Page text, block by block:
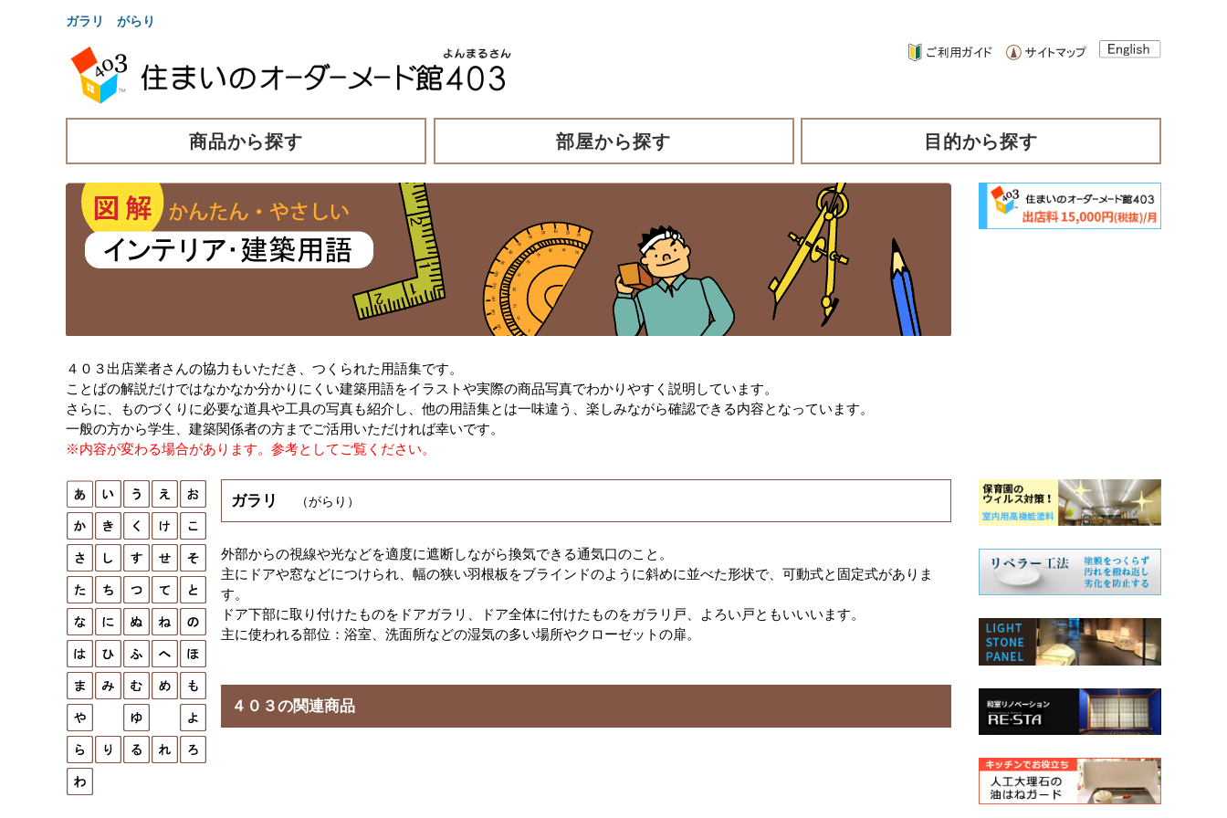
ガラリ がらり
商品から探す 部屋から探す 目的から探す
４０３出店業者さんの協力もいただき、つくられた用語集です。
ことばの解説だけではなかなか分かりにくい建築用語をイラストや実際の商品写真でわかりやすく説明しています。
さらに、ものづくりに必要な道具や工具の写真も紹介し、他の用語集とは一味違う、楽しみながら確認できる内容となっています。
一般の方から学生、建築関係者の方までご活用いただければ幸いです。
※内容が変わる場合があります。参考としてご覧ください。
ガラリ （がらり）
外部からの視線や光などを適度に遮断しながら換気できる通気口のこと。
主にドアや窓などにつけられ、幅の狭い羽根板をブラインドのように斜めに並べた形状で、可動式と固定式がありま
す。
ドア下部に取り付けたものをドアガラリ、ドア全体に付けたものをガラリ戸、よろい戸ともいいいます。
主に使われる部位：浴室、洗面所などの湿気の多い場所やクローゼットの扉。
４０３の関連商品